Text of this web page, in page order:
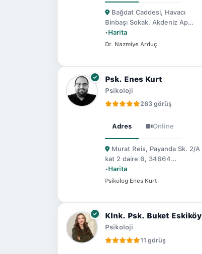
Bağdat Caddesi, Havacı
Binbaşı Sokak, Akdeniz Ap…
•Harita
Dr. Nazmiye Arduç
Psk. Enes Kurt
Psikoloji
263 görüş
Adres Online
Murat Reis, Payanda Sk. 2/A
kat 2 daire 6, 34664…
•Harita
Psikolog Enes Kurt
Klnk. Psk. Buket Eskiköy
Psikoloji
11 görüş